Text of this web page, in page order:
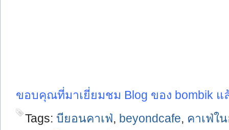
ขอบคุณที่มาเยี่ยมชม Blog ของ bombik แ
Tags: บียอนคาเฟ่, beyondcafe, คาเฟ่ใ